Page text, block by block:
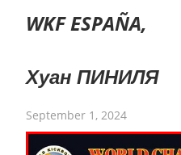
WKF ESPAÑA,
Хуан ПИНИЛЯ
September 1, 2024